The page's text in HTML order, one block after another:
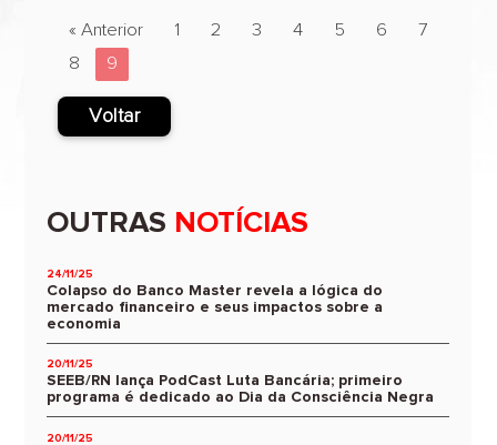
« Anterior 1 2 3 4 5 6
7
8
9
Voltar
OUTRAS NOTÍCIAS
24/11/25
Colapso do Banco Master revela a lógica do
mercado financeiro e seus impactos sobre a
economia
20/11/25
SEEB/RN lança PodCast Luta Bancária; primeiro
programa é dedicado ao Dia da Consciência Negra
20/11/25